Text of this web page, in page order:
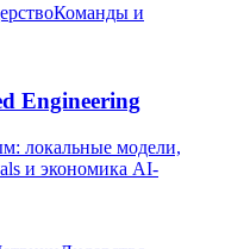
Команды и
Engineering
локальные модели,
и экономика AI-